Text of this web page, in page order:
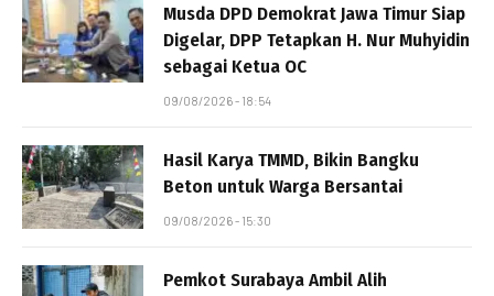
Musda DPD Demokrat Jawa Timur Siap
Digelar, DPP Tetapkan H. Nur Muhyidin
sebagai Ketua OC
09/08/2026 - 18:54
Hasil Karya TMMD, Bikin Bangku
Beton untuk Warga Bersantai
09/08/2026 - 15:30
Pemkot Surabaya Ambil Alih